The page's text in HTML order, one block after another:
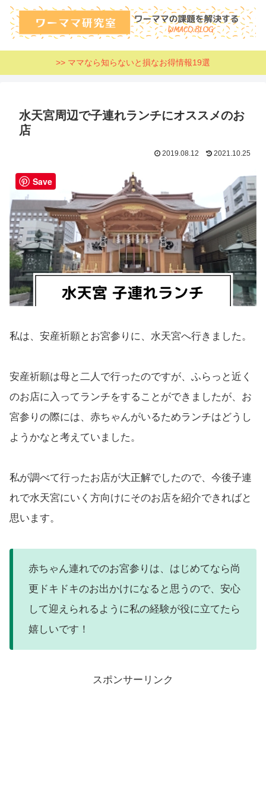
>> ママなら知らないと損なお得情報19選
水天宮周辺で子連れランチにオススメのお
店
2019.08.12 2021.10.25
私は、安産祈願とお宮参りに、水天宮へ行きました。
安産祈願は母と二人で行ったのですが、ふらっと近く
のお店に入ってランチをすることができましたが、お
宮参りの際には、赤ちゃんがいるためランチはどうし
ようかなと考えていました。
私が調べて行ったお店が大正解でしたので、今後子連
れで水天宮にいく方向けにそのお店を紹介できればと
思います。
赤ちゃん連れでのお宮参りは、はじめてなら尚
更ドキドキのお出かけになると思うので、安心
して迎えられるように私の経験が役に立てたら
嬉しいです！
スポンサーリンク
Save